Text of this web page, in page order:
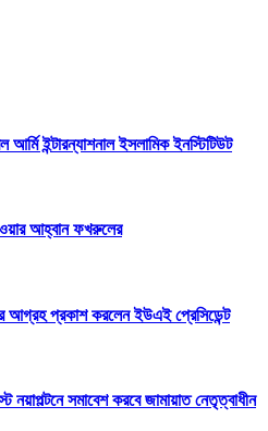
ইন্টারন্যাশনাল ইসলামিক ইনস্টিটিউট
আহ্বান ফখরুলের
আগ্রহ প্রকাশ করলেন ইউএই প্রেসিডেন্ট
সমাবেশ করবে জামায়াত নেতৃত্বাধীন